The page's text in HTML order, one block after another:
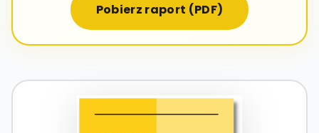
Pobierz raport (PDF)